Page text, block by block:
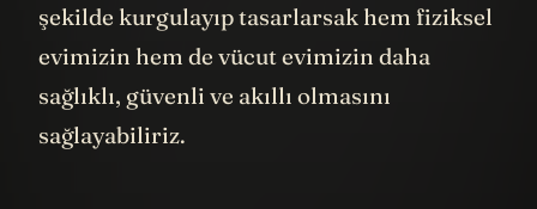
şekilde kurgulayıp tasarlarsak hem fiziksel
evimizin hem de vücut evimizin daha
sağlıklı, güvenli ve akıllı olmasını
sağlayabiliriz.